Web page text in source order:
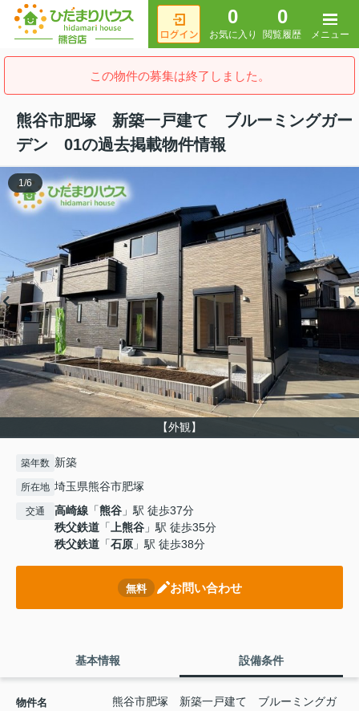
0
お気に入り
0
閲覧履歴 メニュー
この物件の募集は終了しました。
熊谷市肥塚 新築一戸建て ブルーミングガー
デン 01の過去掲載物件情報
【外観】
1 /6
築年数 新築
所在地 埼玉県熊谷市肥塚
交通 高崎線 「熊谷 」駅 徒歩37分
秩父鉄道 「 上熊谷 」駅 徒歩35分
秩父鉄道 「石原 」駅 徒歩38分
無料 お問い合わせ
基本情報 設備条件
物件名
熊谷市肥塚 新築一戸建て ブルーミングガ